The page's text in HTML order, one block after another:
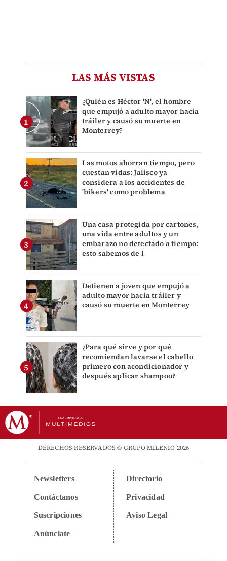
LAS MÁS VISTAS
¿Quién es Héctor 'N', el hombre
que empujó a adulto mayor hacia
tráiler y causó su muerte en
Monterrey?
Las motos ahorran tiempo, pero
cuestan vidas: Jalisco ya
considera a los accidentes de
'bikers' como problema
Una casa protegida por cartones,
una vida entre adultos y un
embarazo no detectado a tiempo:
esto sabemos de l
Detienen a joven que empujó a
adulto mayor hacia tráiler y
causó su muerte en Monterrey
¿Para qué sirve y por qué
recomiendan lavarse el cabello
primero con acondicionador y
después aplicar shampoo?
DERECHOS RESERVADOS © GRUPO MILENIO 2026
Newsletters
Contáctanos
Suscripciones
Anúnciate
Directorio
Privacidad
Aviso Legal